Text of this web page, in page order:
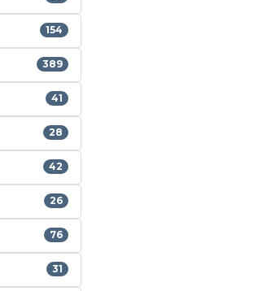
154
389
41
28
42
26
76
31